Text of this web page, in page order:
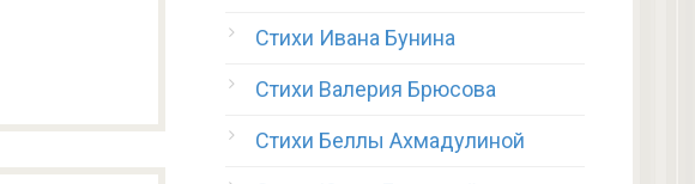
Стихи Ивана Бунина
Стихи Валерия Брюсова
Стихи Беллы Ахмадулиной